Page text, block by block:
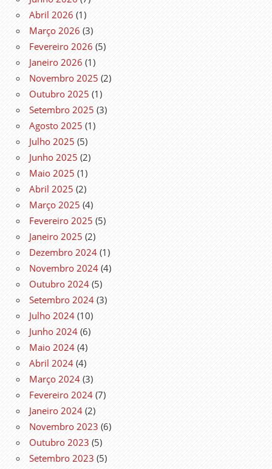
Abril 2026 (1)
Março 2026 (3)
Fevereiro 2026 (5)
Janeiro 2026 (1)
Novembro 2025 (2)
Outubro 2025 (1)
Setembro 2025 (3)
Agosto 2025 (1)
Julho 2025 (5)
Junho 2025 (2)
Maio 2025 (1)
Abril 2025 (2)
Março 2025 (4)
Fevereiro 2025 (5)
Janeiro 2025 (2)
Dezembro 2024 (1)
Novembro 2024 (4)
Outubro 2024 (5)
Setembro 2024 (3)
Julho 2024 (10)
Junho 2024 (6)
Maio 2024 (4)
Abril 2024 (4)
Março 2024 (3)
Fevereiro 2024 (7)
Janeiro 2024 (2)
Novembro 2023 (6)
Outubro 2023 (5)
Setembro 2023 (5)